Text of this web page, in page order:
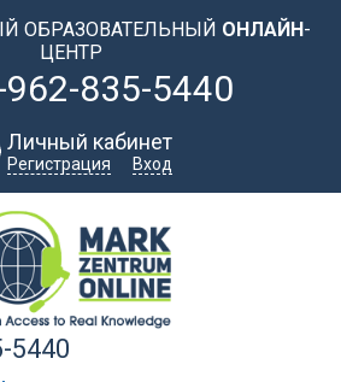
ОБРАЗОВАТЕЛЬНЫЙ ОНЛАЙН-
ЦЕНТР
962-835-5440
Личный кабинет
Регистрация Вход
5440